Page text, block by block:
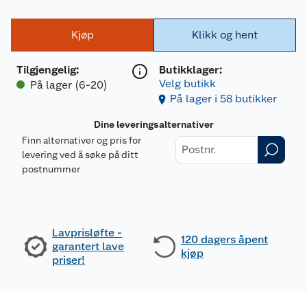
Kjøp
Tilgjengelig:
På lager (6-20)
Klikk og hent
Butikklager:
Velg butikk
På lager i 58 butikker
Dine leveringsalternativer
Finn alternativer og pris for
levering ved å søke på ditt
postnummer
Lavprisløfte -
garantert lave
priser!
120 dagers åpent
kjøp